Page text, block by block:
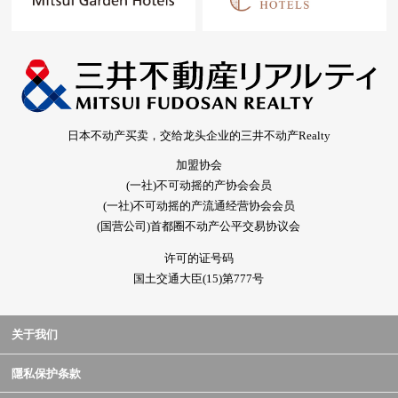
日本不动产买卖，交给龙头企业的三井不动产Realty
加盟协会
(一社)不可动摇的产协会会员
(一社)不可动摇的产流通经营协会会员
(国营公司)首都圈不动产公平交易协议会
许可的证号码
国土交通大臣(15)第777号
关于我们
隱私保护条款